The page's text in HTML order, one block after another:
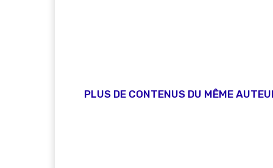
PLUS DE CONTENUS DU MÊME